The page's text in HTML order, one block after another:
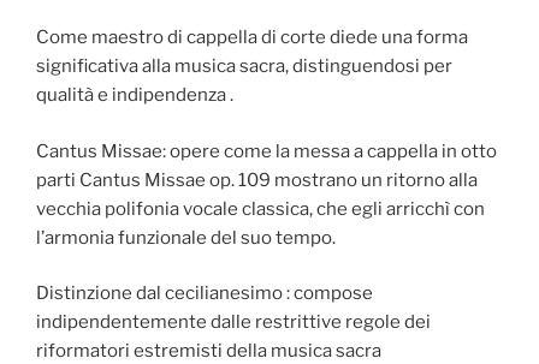
Come maestro di cappella di corte diede una forma
significativa alla musica sacra, distinguendosi per
qualità e indipendenza .
Cantus Missae: opere come la messa a cappella in otto
parti Cantus Missae op. 109 mostrano un ritorno alla
vecchia polifonia vocale classica, che egli arricchì con
l’armonia funzionale del suo tempo.
Distinzione dal cecilianesimo : compose
indipendentemente dalle restrittive regole dei
riformatori estremisti della musica sacra